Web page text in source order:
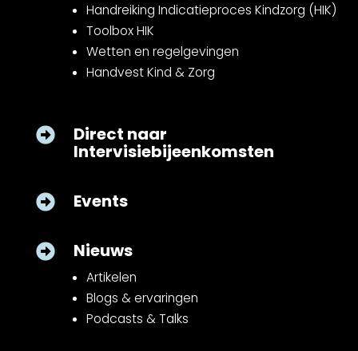
Handreiking Indicatieproces Kindzorg (HIK)
Toolbox HIK
Wetten en regelgevingen
Handvest Kind & Zorg
 Direct naar
Intervisiebijeenkomsten
 Events
 Nieuws
Artikelen
Blogs & ervaringen
Podcasts & Talks